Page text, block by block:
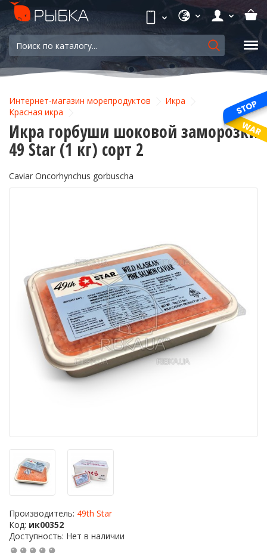
Интернет-магазин морепродуктов
Икра
Красная икра
Икра горбуши шоковой заморозки
49 Star (1 кг) сорт 2
Caviar Oncorhynchus gorbuscha
Производитель: 49th Star
Код: ик00352
Доступность: Нет в наличии